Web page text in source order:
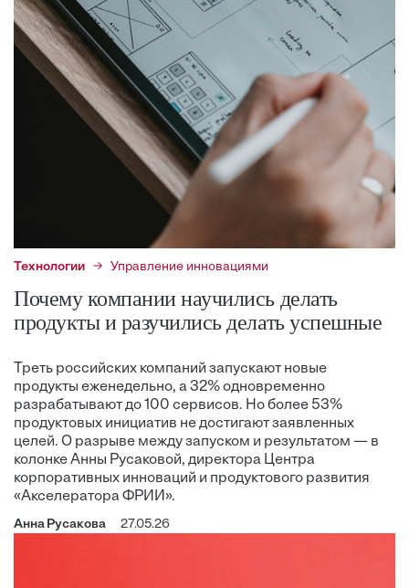
Технологии Управление инновациями
Почему компании научились делать
продукты и разучились делать успешные
Треть российских компаний запускают новые
продукты еженедельно, а 32% одновременно
разрабатывают до 100 сервисов. Но более 53%
продуктовых инициатив не достигают заявленных
целей. О разрыве между запуском и результатом — в
колонке Анны Русаковой, директора Центра
корпоративных инноваций и продуктового развития
«Акселератора ФРИИ».
Анна Русакова 27.05.26